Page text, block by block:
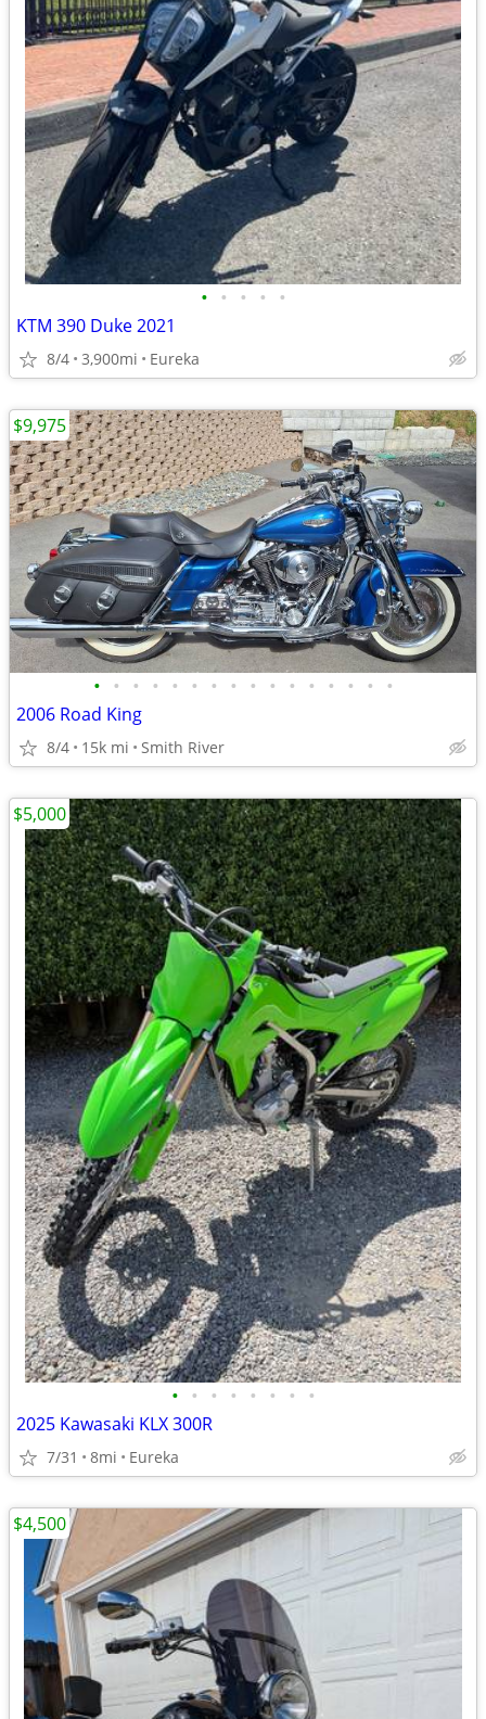
• • • • •
KTM 390 Duke 2021
8/4 3,900mi Eureka
• • • • • • • • • • • • • • • •
2006 Road King
8/4 15k mi Smith River
$9,975
• • • • • • • •
2025 Kawasaki KLX 300R
7/31 8mi Eureka
$5,000
$4,500